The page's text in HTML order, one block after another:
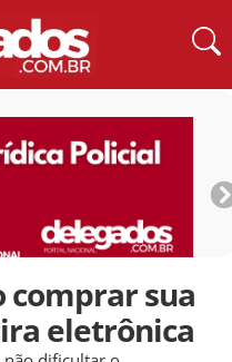
comprar sua
eletrônica